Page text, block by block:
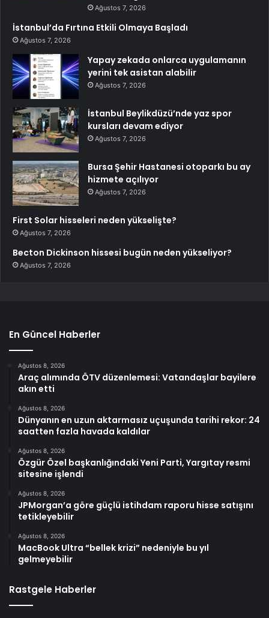
Ağustos 7, 2026
İstanbul’da Fırtına Etkili Olmaya Başladı
Ağustos 7, 2026
Yapay zekada onlarca uygulamanın
yerini tek asistan alabilir
Ağustos 7, 2026
İstanbul Beylikdüzü’nde yaz spor
kursları devam ediyor
Ağustos 7, 2026
Bursa Şehir Hastanesi otoparkı bu ay
hizmete açılıyor
Ağustos 7, 2026
First Solar hisseleri neden yükselişte?
Ağustos 7, 2026
Becton Dickinson hissesi bugün neden yükseliyor?
Ağustos 7, 2026
En Güncel Haberler
Ağustos 8, 2026
Araç alımında ÖTV düzenlemesi: Vatandaşlar bayilere
akın etti
Ağustos 8, 2026
Dünyanın en uzun aktarmasız uçuşunda tarihi rekor: 24
saatten fazla havada kaldılar
Ağustos 8, 2026
Özgür Özel başkanlığındaki Yeni Parti, Yargıtay resmi
sitesine işlendi
Ağustos 8, 2026
JPMorgan’a göre güçlü istihdam raporu hisse satışını
tetikleyebilir
Ağustos 8, 2026
MacBook Ultra “bellek krizi” nedeniyle bu yıl
gelmeyebilir
Rastgele Haberler